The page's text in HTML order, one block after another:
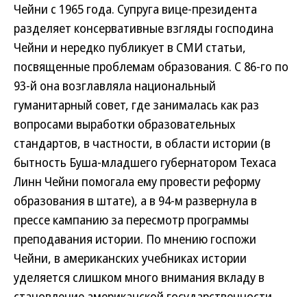
Чейни с 1965 года. Супруга вице-президента
разделяет консервативные взгляды господина
Чейни и нередко публикует в СМИ статьи,
посвященные проблемам образования. С 86-го по
93-й она возглавляла национальный
гуманитарный совет, где занималась как раз
вопросами выработки образовательных
стандартов, в частности, в области истории (в
бытность Буша-младшего губернатором Техаса
Линн Чейни помогала ему провести реформу
образования в штате), а в 94-м развернула в
прессе кампанию за пересмотр программы
преподавания истории. По мнению госпожи
Чейни, в американских учебниках истории
уделяется слишком много внимания вкладу в